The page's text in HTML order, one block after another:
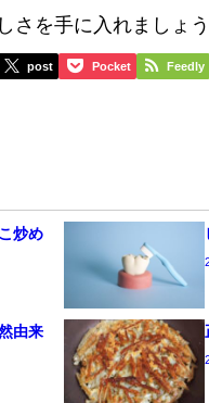
さを手に入れましょう
post Pocket Feedly
炒め
由来